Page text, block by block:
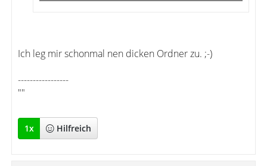
Ich leg mir schonmal nen dicken Ordner zu. ;-)
-----------------
""
1x Hilfreich